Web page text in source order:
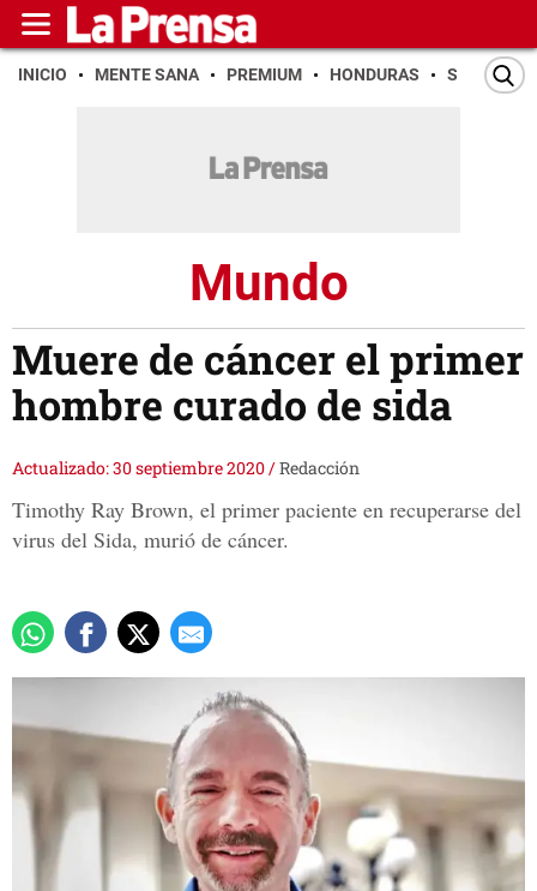
INICIO MENTE SANA PREMIUM HONDURAS SAN PEDRO
Mundo
Muere de cáncer el primer
hombre curado de sida
Actualizado: 30 septiembre 2020/Redacción
Timothy Ray Brown, el primer paciente en recuperarse del
virus del Sida, murió de cáncer.